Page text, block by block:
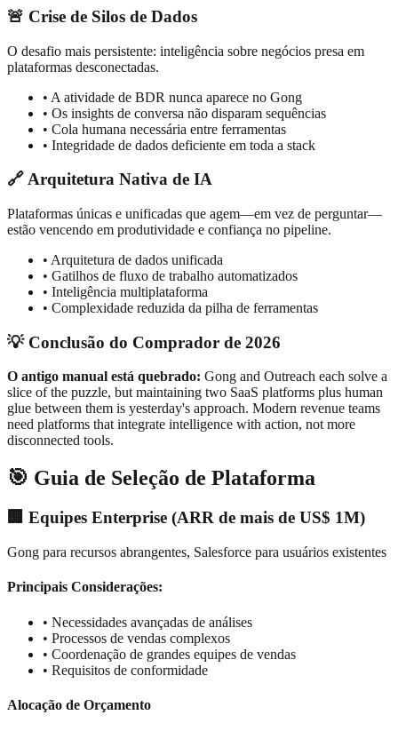
🚨 Crise de Silos de Dados
O desafio mais persistente: inteligência sobre negócios presa em
plataformas desconectadas.
• A atividade de BDR nunca aparece no Gong
• Os insights de conversa não disparam sequências
• Cola humana necessária entre ferramentas
• Integridade de dados deficiente em toda a stack
🔗 Arquitetura Nativa de IA
Plataformas únicas e unificadas que agem—em vez de perguntar—
estão vencendo em produtividade e confiança no pipeline.
• Arquitetura de dados unificada
• Gatilhos de fluxo de trabalho automatizados
• Inteligência multiplataforma
• Complexidade reduzida da pilha de ferramentas
💡 Conclusão do Comprador de 2026
O antigo manual está quebrado: Gong and Outreach each solve a
slice of the puzzle, but maintaining two SaaS platforms plus human
glue between them is yesterday's approach. Modern revenue teams
need platforms that integrate intelligence with action, not more
disconnected tools.
🎯 Guia de Seleção de Plataforma
🏢 Equipes Enterprise (ARR de mais de US$ 1M)
Gong para recursos abrangentes, Salesforce para usuários existentes
Principais Considerações:
• Necessidades avançadas de análises
• Processos de vendas complexos
• Coordenação de grandes equipes de vendas
• Requisitos de conformidade
Alocação de Orçamento